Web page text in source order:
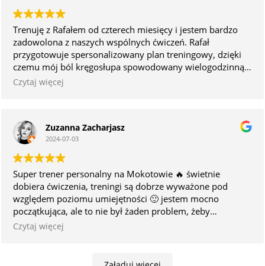
Trenuję z Rafałem od czterech miesięcy i jestem bardzo
zadowolona z naszych wspólnych ćwiczeń. Rafał
przygotowuje spersonalizowany plan treningowy, dzięki
czemu mój ból kręgosłupa spowodowany wielogodzinną
pracą przy komputerze zniknął. Moja kondycja znacząco
również przyjemność. Fajne rozmowy podczas ćwiczeń
sprawiają, że czas mija bardzo szybko i przyjemnie. Rafał
zawsze zaczyna trening punktualnie, co bardzo sobie
cenię.
Polecam treningi z Rafałem każdemu, kto chce zadbać o
swoje zdrowie i kondycję w profesjonalny i przyjemny
sposób.
Czytaj więcej
Zuzanna Zacharjasz
2024-07-03
Super trener personalny na Mokotowie 🔥 świetnie
dobiera ćwiczenia, treningi są dobrze wyważone pod
względem poziomu umiejętności 🙂 jestem mocno
początkująca, ale to nie był żaden problem, żeby
wprowadzić mnie w świat siłowni 😀
Czytaj więcej